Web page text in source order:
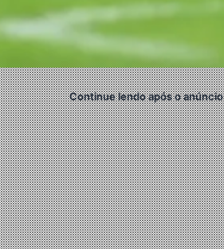
Continue lendo após o anúncio